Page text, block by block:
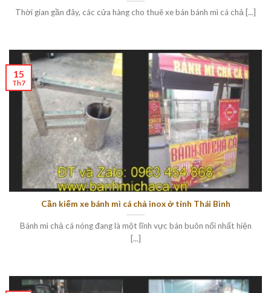
Thời gian gần đây, các cửa hàng cho thuê xe bán bánh mì cá chả [...]
Cần kiếm xe bánh mì cá chả inox ở tỉnh Thái Bình
Bánh mì chả cá nóng đang là một lĩnh vực bán buôn nổi nhất hiện
[...]
15
Th7